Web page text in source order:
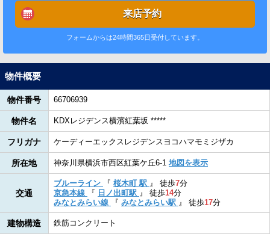
来店予約
フォームからは24時間365日受付しています。
物件概要
物件番号 66706939
物件名 KDXレジデンス横濱紅葉坂 *****
フリガナ ケーディーエックスレジデンスヨコハマモミジザカ
所在地 神奈川県横浜市西区紅葉ケ丘6-1 地図を表示
交通
ブルーライン 『 桜木町 駅 』 徒歩7分
京急本線
『 日ノ出町駅 』 徒歩14分
みなとみらい線
『 みなとみらい駅 』 徒歩17分
建物構造 鉄筋コンクリート